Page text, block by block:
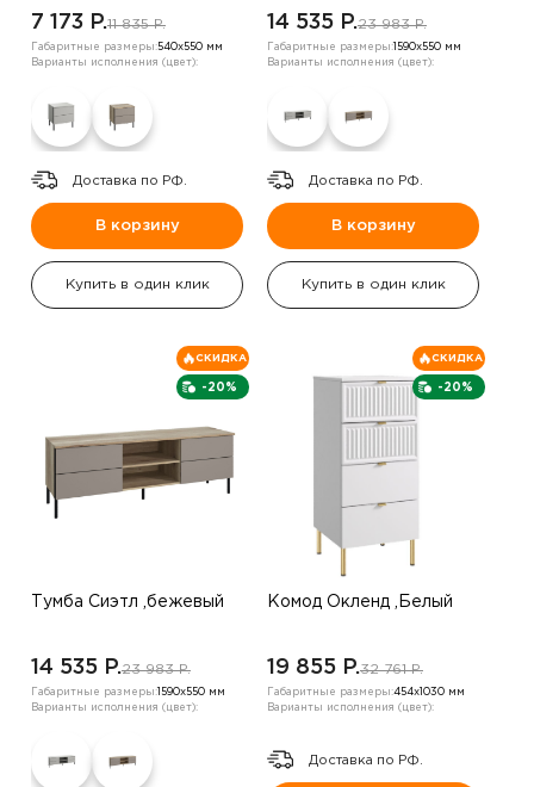
7 173 P.11 835 P.
Габаритные размеры:540х550 мм
Варианты исполнения (цвет):
Доставка по РФ.
В корзину
Купить в один клик
14 535 P.23 983 P.
Габаритные размеры: 1590х550 мм
Варианты исполнения (цвет):
Доставка по РФ.
В корзину
Купить в один клик
-20%
СКИДКА
Тумба Сиэтл ,бежевый
14 535 P.23 983 P.
Габаритные размеры: 1590х550 мм
Варианты исполнения (цвет):
-20%
СКИДКА
Комод Окленд ,Белый
19 855 P.32 761 P.
Габаритные размеры:454х1030 мм
Варианты исполнения (цвет):
Доставка по РФ.